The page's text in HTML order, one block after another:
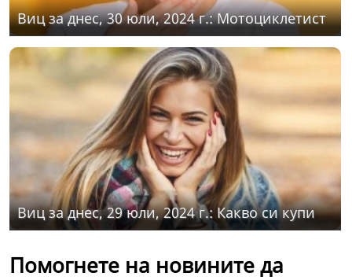
Виц за днес, 30 юли, 2024 г.: Мотоциклетист
Виц за днес, 29 юли, 2024 г.: Какво си купи
Помогнете на новините да